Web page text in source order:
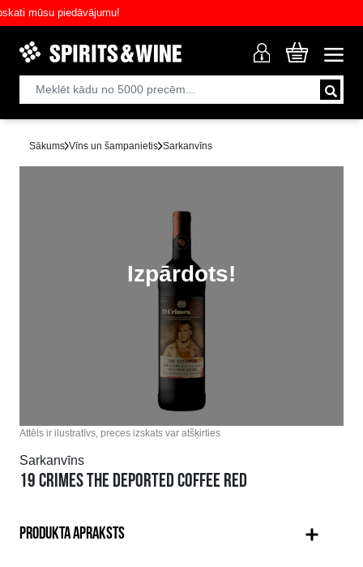
mūsu piedāvājumu!
Sākums Vīns un šampanietis Sarkanvīns
Izpārdots!
Attēls ir ilustratīvs, preces izskats var atšķirties
Sarkanvīns
19 CRIMES THE DEPORTED COFFEE RED
PRODUKTA APRAKSTS